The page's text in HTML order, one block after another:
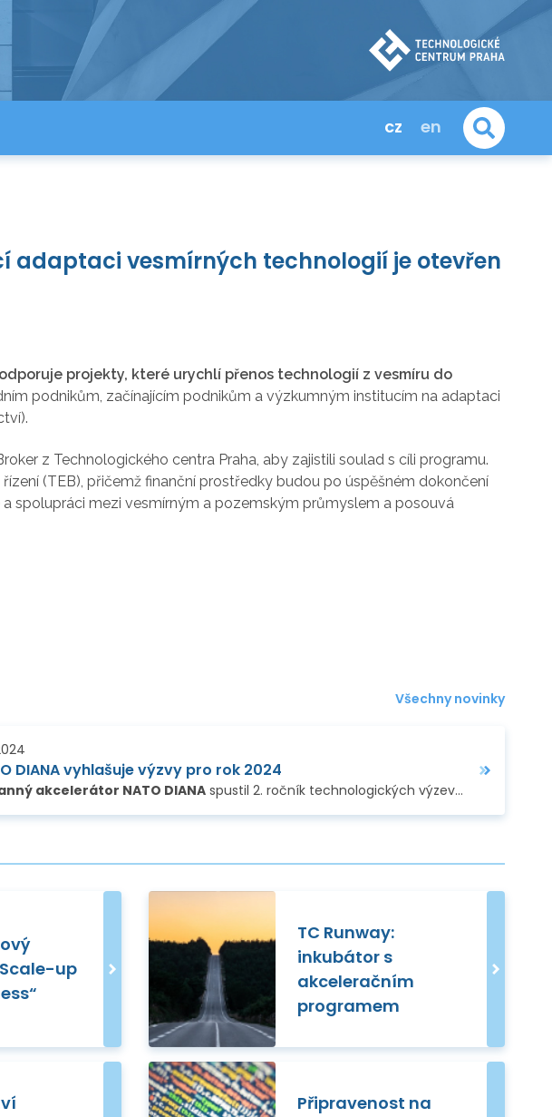
cz en
adaptaci vesmírných technologií je otevřen
projekty, které urychlí přenos technologií z vesmíru do
podnikům, začínajícím podnikům a výzkumným institucím na adaptaci
z Technologického centra Praha, aby zajistili soulad s cíli programu.
(TEB), přičemž finanční prostředky budou po úspěšném dokončení
spolupráci mezi vesmírným a pozemským průmyslem a posouvá
Všechny novinky
DIANA vyhlašuje výzvy pro rok 2024
akcelerátor NATO DIANAspustil 2. ročník technologických výzev. DIANA představuje klíčový alianční nástroj pro vyhledávání a podporu technologických…
up
TC Runway:
inkubátor s
akceleračním
programem
Připravenost na